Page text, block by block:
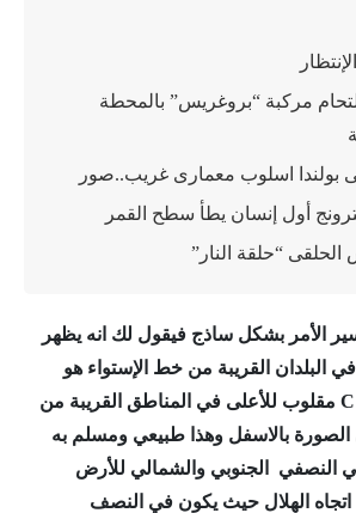
مركبة “بروغريس” بالمحطة
بولندا اسلوب معمارى غريب..صور
أول إنسان يطأ سطح القمر
“حلقة النار”
الأمر بشكل ساذج فيقول لك انه يظهر
البلدان القريبة من خط الإستواء هو
بالفعل يظهر كحرف C مقلوب للأعلى في المناطق القريبة من
بالاسفل وهذا طبيعي ومسلم به
النصفي الجنوبي والشمالي للأرض
الهلال حيث يكون في النصف